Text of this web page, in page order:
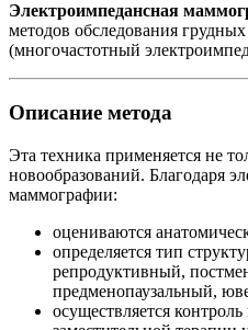
Электроимпедансная
методов обследования
(многочастотный
Описание метода
Эта техника применяется не
новообразований. Благодаря
маммографии:
оцениваются
определяется тип
репродуктивный,
предменопаузальный,
осуществляется